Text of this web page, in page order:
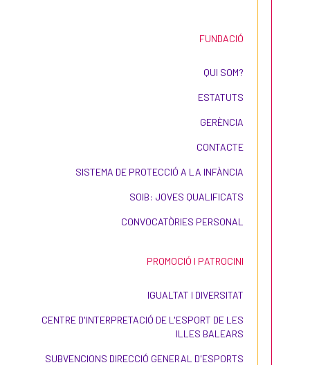
FUNDACIÓ
QUI SOM?
ESTATUTS
GERÈNCIA
CONTACTE
SISTEMA DE PROTECCIÓ A LA INFÀNCIA
SOIB: JOVES QUALIFICATS
CONVOCATÒRIES PERSONAL
PROMOCIÓ I PATROCINI
IGUALTAT I DIVERSITAT
CENTRE D'INTERPRETACIÓ DE L'ESPORT DE LES
ILLES BALEARS
SUBVENCIONS DIRECCIÓ GENERAL D'ESPORTS